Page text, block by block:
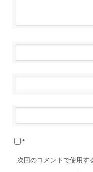
次回のコメントで使用す
*